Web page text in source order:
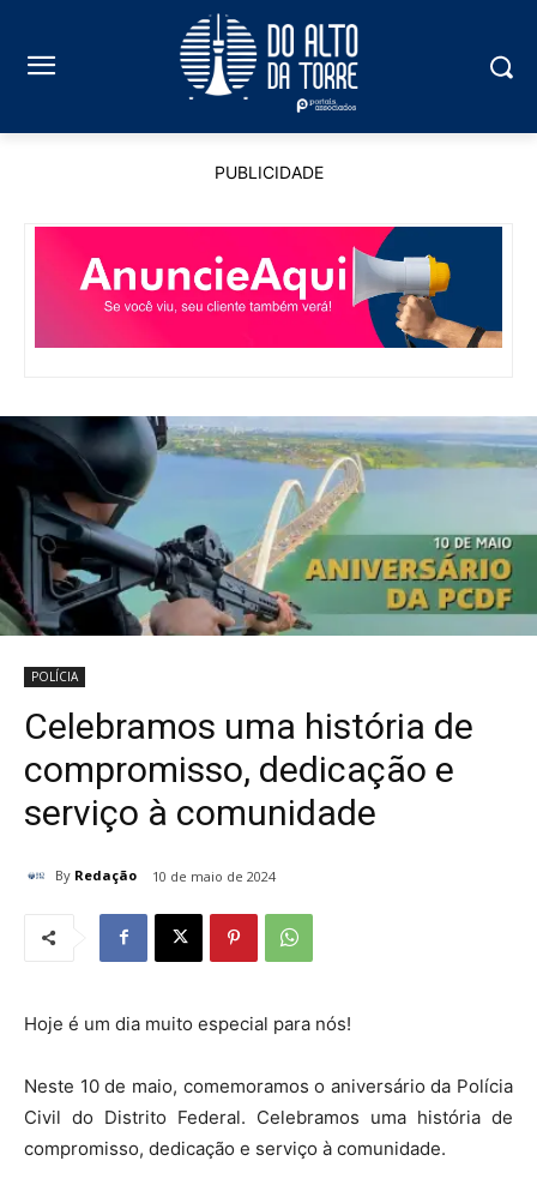
PUBLICIDADE
POLÍCIA
Celebramos uma história de
compromisso, dedicação e
serviço à comunidade
By Redação 10 de maio de 2024
Hoje é um dia muito especial para nós!
Neste 10 de maio, comemoramos o aniversário da Polícia
Civil do Distrito Federal. Celebramos uma história de
compromisso, dedicação e serviço à comunidade.